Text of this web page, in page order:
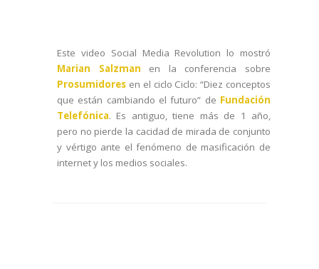
Este video Social Media Revolution lo mostró
Marian Salzman en la conferencia sobre
Prosumidores en el ciclo Ciclo: “Diez conceptos
que están cambiando el futuro” de Fundación
Telefónica. Es antiguo, tiene más de 1 año,
pero no pierde la cacidad de mirada de conjunto
y vértigo ante el fenómeno de masificación de
internet y los medios sociales.